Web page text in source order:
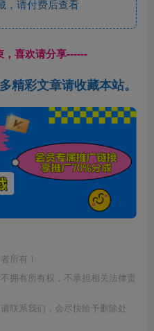
请付费后查看
喜欢请分享------
精彩文章请收藏本站。
所有！
拥有所有权，不承担相关法律责
联系我们，会尽快给予删除处